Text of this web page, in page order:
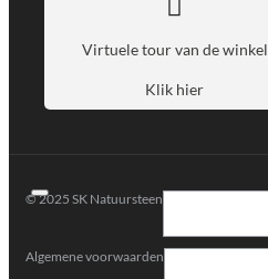
Virtuele tour van de winkel
Klik hier
© 2025 SK Natuursteen
Algemene voorwaarden